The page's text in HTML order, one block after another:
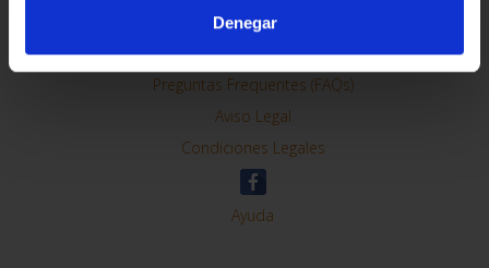
Denegar
Información General
Contacto
Preguntas Frequentes (FAQs)
Aviso Legal
Condiciones Legales
Ayuda